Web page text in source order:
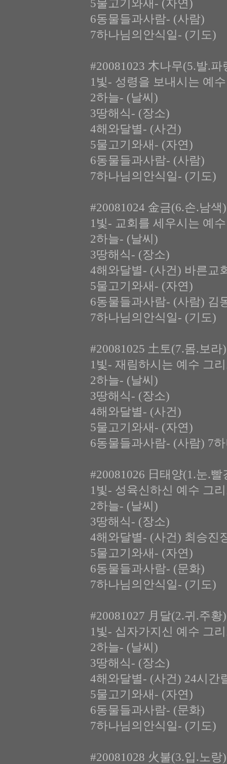
5물고기와새- (자연)
6동물들과사람- (사람)
7하나님의안식일- (기도)
#20081023 木나무(5.발.파
1빛- 성령을 보내시는 예
2하늘- (날씨)
3땅해식- (장소)
4해와달별- (사건)
5물고기와새- (자연)
6동물들과사람- (사람)
7하나님의안식일- (기도)
#20081024 金금(6.손.남색
1빛- 교회를 세우시는 예
2하늘- (날씨)
3땅해식- (장소)
4해와달별- (사건) 바른교
5물고기와새- (자연)
6동물들과사람- (사람) 김
7하나님의안식일- (기도)
#20081025 土토(7.몸.보라
1빛- 재림하시는 예수 그
2하늘- (날씨)
3땅해식- (장소)
4해와달별- (사건)
5물고기와새- (자연)
6동물들과사람- (사람) 7
#20081026 日태양(1.눈.빨
1빛- 성육신하신 예수 그
2하늘- (날씨)
3땅해식- (장소)
4해와달별- (사건) 최승진
5물고기와새- (자연)
6동물들과사람- (문화)
7하나님의안식일- (기도)
#20081027 月달(2.귀.주황
1빛- 십자가지신 예수 그
2하늘- (날씨)
3땅해식- (장소)
4해와달별- (사건) 24시간
5물고기와새- (자연)
6동물들과사람- (문화)
7하나님의안식일- (기도)
#20081028 火불(3.입.노랑